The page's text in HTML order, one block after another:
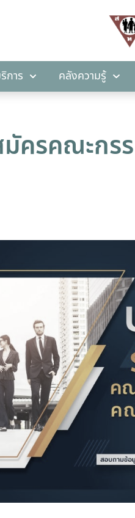
การ คลังความรู้
คลังความรู้
มัครคณะกร